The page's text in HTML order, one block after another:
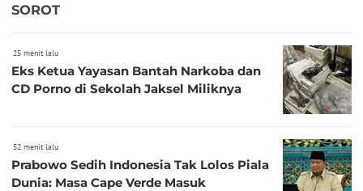
SOROT
25 menit lalu
Eks Ketua Yayasan Bantah Narkoba dan
CD Porno di Sekolah Jaksel Miliknya
52 menit lalu
Prabowo Sedih Indonesia Tak Lolos Piala
Dunia: Masa Cape Verde Masuk